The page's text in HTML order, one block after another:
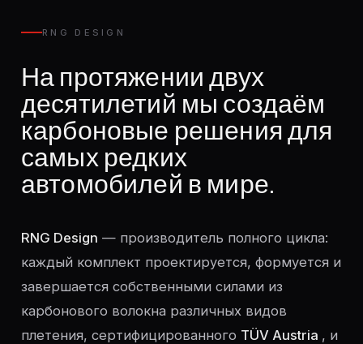
RNG DESIGN
На протяжении двух
десятилетий мы создаём
карбоновые решения для
самых редких
автомобилей в мире.
RNG Design — производитель полного цикла:
каждый комплект проектируется, формуется и
завершается собственными силами из
карбонового волокна различных видов
плетения, сертифицированного TÜV Austria , и